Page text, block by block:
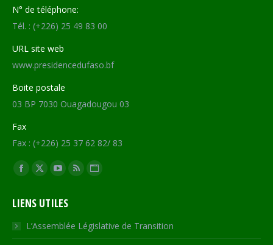
N° de téléphone:
Tél. : (+226) 25 49 83 00
URL site web
www.presidencedufaso.bf
Boite postale
03 BP 7030 Ouagadougou 03
Fax
Fax : (+226) 25 37 62 82/ 83
Trouvez nous sur :
Facebook
opens
in
new
X
opens
in
new
YouTube
opens
in
new
RSS
in
new
Site
opens
in
LIENS UTILES
L’Assemblée Législative de Transition